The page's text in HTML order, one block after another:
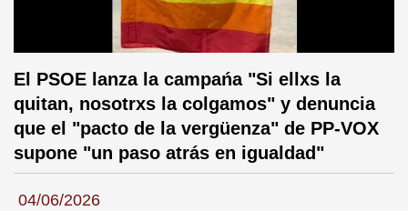
El PSOE lanza la campańa "Si ellxs la
quitan, nosotrxs la colgamos" y denuncia
que el "pacto de la vergüenza" de PP-VOX
supone "un paso atrás en igualdad"
04/06/2026